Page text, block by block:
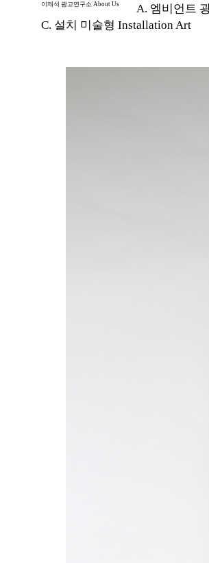
이제석 광고연구소 About Us
A. 엠비언트
C. 설치 미술형 Installation Art